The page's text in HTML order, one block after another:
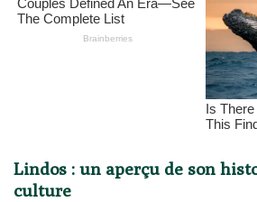
Lindos : un aperçu de son
culture